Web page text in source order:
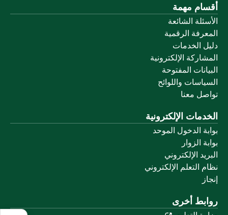
أقسام مهمة
الأسئلة الشائعة
المعرفة الرقمية
دليل الخدمات
المشاركة الإلكترونية
البيانات المفتوحة
السياسات واللوائح
تواصل معنا
الخدمات الإلكترونية
بوابة الدخول الموحد
بوابة الزوار
البريد الإلكتروني
نظام التعلم الإلكتروني
إنجاز
روابط أخرى